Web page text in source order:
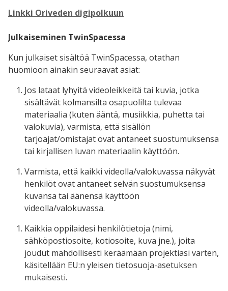
Linkki Oriveden digipolkuun
Julkaiseminen TwinSpacessa
Kun julkaiset sisältöä TwinSpacessa, otathan
huomioon ainakin seuraavat asiat:
Jos lataat lyhyitä videoleikkeitä tai kuvia, jotka
sisältävät kolmansilta osapuolilta tulevaa
materiaalia (kuten ääntä, musiikkia, puhetta tai
valokuvia), varmista, että sisällön
tarjoajat/omistajat ovat antaneet suostumuksensa
tai kirjallisen luvan materiaalin käyttöön.
Varmista, että kaikki videolla/valokuvassa näkyvät
henkilöt ovat antaneet selvän suostumuksensa
kuvansa tai äänensä käyttöön
videolla/valokuvassa.
Kaikkia oppilaidesi henkilötietoja (nimi,
sähköpostiosoite, kotiosoite, kuva jne.), joita
joudut mahdollisesti keräämään projektiasi varten,
käsitellään EU:n yleisen tietosuoja-asetuksen
mukaisesti.